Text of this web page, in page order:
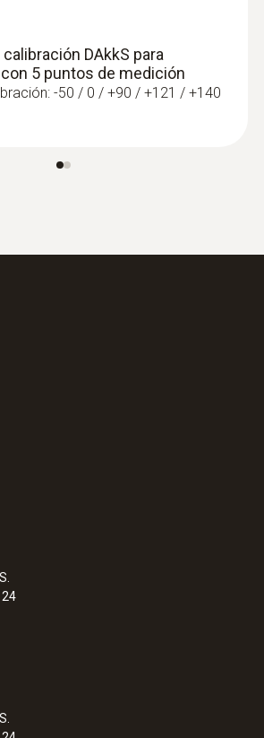
DAkkS para
5 puntos de medición
-50 / 0 / +90 / +121 / +140